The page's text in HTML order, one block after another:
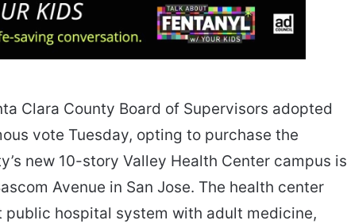
Clara County Board of Supervisors adopted
vote Tuesday, opting to purchase the
new 10-story Valley Health Center campus is
Avenue in San Jose. The health center
public hospital system with adult medicine,